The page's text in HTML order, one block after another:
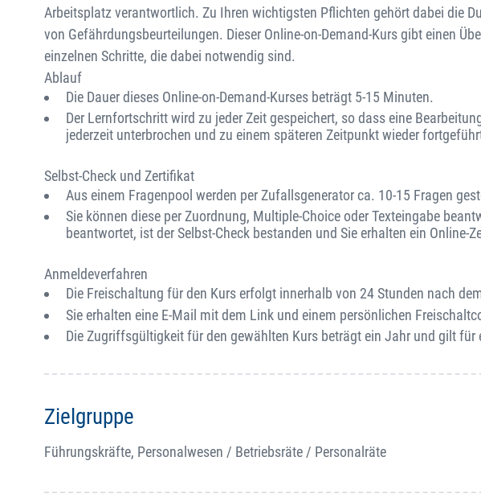
Arbeitsplatz verantwortlich. Zu Ihren wichtigsten Pflichten gehört dabei die
von Gefährdungsbeurteilungen. Dieser Online-on-Demand-Kurs gibt einen
einzelnen Schritte, die dabei notwendig sind.
Ablauf
Die Dauer dieses Online-on-Demand-Kurses beträgt 5-15 Minuten.
Der Lernfortschritt wird zu jeder Zeit gespeichert, so dass eine
jederzeit unterbrochen und zu einem späteren Zeitpunkt wieder
Selbst-Check und Zertifikat
Aus einem Fragenpool werden per Zufallsgenerator ca. 10-15 Fragen
Sie können diese per Zuordnung, Multiple-Choice oder Texteingabe
beantwortet, ist der Selbst-Check bestanden und Sie erhalten ein Online-
Anmeldeverfahren
Die Freischaltung für den Kurs erfolgt innerhalb von 24 Stunden nach
Sie erhalten eine E-Mail mit dem Link und einem persönlichen
Die Zugriffsgültigkeit für den gewählten Kurs beträgt ein Jahr und gilt für
Zielgruppe
Führungskräfte, Personalwesen / Betriebsräte / Personalräte